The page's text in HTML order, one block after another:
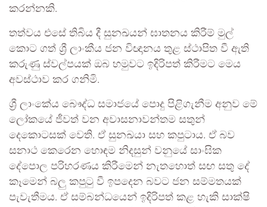
කරන්නකි.
තත්වය එසේ තිබිය දී සුනඛයන් ඝාතනය කිරීම් මුල්
කොට ගත් ශ්‍රී ලාංකීය ජන විඥානය තුළ ස්ථාපිත වී ඇති
කරුණු ස්වල්පයක් ඔබ හමුවට ඉදිරිපත් කිරීමට මෙය
අවස්ථාව කර ගනිමි.
ශ්‍රී ලාංකේය බෞද්ධ සමාජයේ පොදු පිළිගැනීම අනුව මේ
ලෝකයේ ජීවත් වන අවාසනාවන්තම සතුන්
දෙකොටසක් වෙති. ඒ සුනඛයා සහ කපුටාය. ඒ බව
සනාථ කෙරෙන හොඳම නිදසුන් වනුයේ සාංඝික
දේපොල පරිහරණය කිරීමෙන් නැතහොත් සඟ සතු දේ
කෑමෙන් බලු කපුටු වී ඉපදෙන බවට ජන සම්මතයක්
පැවැතීමය. ඒ සම්බන්ධයෙන් ඉදිරිපත් කළ හැකි සාක්ෂි